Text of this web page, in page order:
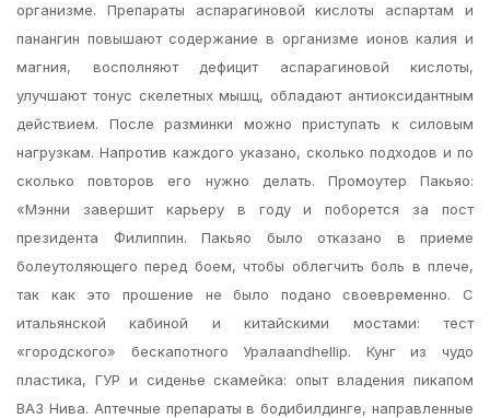
организме. Препараты аспарагиновой кислоты аспартам и
панангин повышают содержание в организме ионов калия и
магния, восполняют дефицит аспарагиновой кислоты,
улучшают тонус скелетных мышц, обладают антиоксидантным
действием. После разминки можно приступать к силовым
нагрузкам. Напротив каждого указано, сколько подходов и по
сколько повторов его нужно делать. Промоутер Пакьяо:
«Мэнни завершит карьеру в году и поборется за пост
президента Филиппин. Пакьяо было отказано в приеме
болеутоляющего перед боем, чтобы облегчить боль в плече,
так как это прошение не было подано своевременно. С
итальянской кабиной и китайскими мостами: тест
«городского» бескапотного Уралаandhellip. Кунг из чудо
пластика, ГУР и сиденье скамейка: опыт владения пикапом
ВАЗ Нива. Аптечные препараты в бодибилдинге, направленные